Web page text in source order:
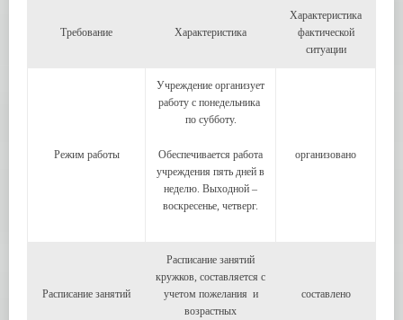
Требование Характеристика
Характеристика
фактической
ситуации
Режим работы
Учреждение организует
работу с понедельника
по субботу.
Обеспечивается работа
учреждения пять дней в
неделю. Выходной –
воскресенье, четверг.
организовано
Расписание занятий
Расписание занятий
кружков, составляется с
учетом пожелания и
возрастных
составлено